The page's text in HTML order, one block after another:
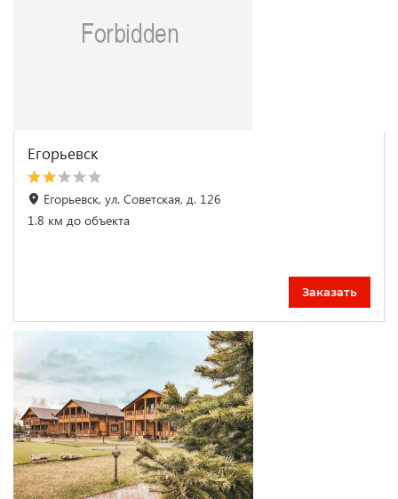
Егорьевск
Егорьевск, ул. Советская, д. 126
1.8 км до объекта
Заказать